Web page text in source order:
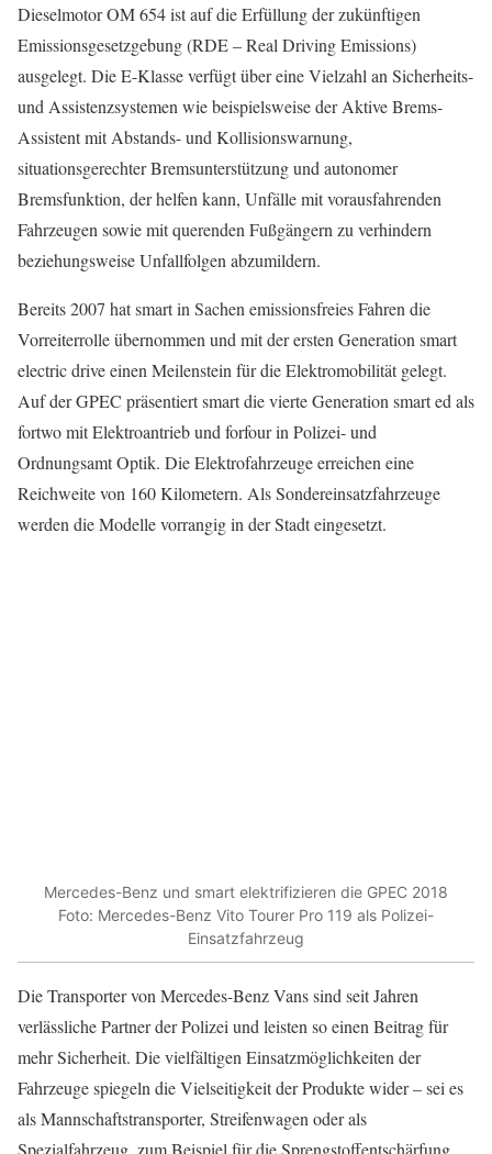
Dieselmotor OM 654 ist auf die Erfüllung der zukünftigen
Emissionsgesetzgebung (RDE – Real Driving Emissions)
ausgelegt. Die E-Klasse verfügt über eine Vielzahl an Sicherheits-
und Assistenzsystemen wie beispielsweise der Aktive Brems-
Assistent mit Abstands- und Kollisionswarnung,
situationsgerechter Bremsunterstützung und autonomer
Bremsfunktion, der helfen kann, Unfälle mit vorausfahrenden
Fahrzeugen sowie mit querenden Fußgängern zu verhindern
beziehungsweise Unfallfolgen abzumildern.
Bereits 2007 hat smart in Sachen emissionsfreies Fahren die
Vorreiterrolle übernommen und mit der ersten Generation smart
electric drive einen Meilenstein für die Elektromobilität gelegt.
Auf der GPEC präsentiert smart die vierte Generation smart ed als
fortwo mit Elektroantrieb und forfour in Polizei- und
Ordnungsamt Optik. Die Elektrofahrzeuge erreichen eine
Reichweite von 160 Kilometern. Als Sondereinsatzfahrzeuge
werden die Modelle vorrangig in der Stadt eingesetzt.
Mercedes-Benz und smart elektrifizieren die GPEC 2018
Foto: Mercedes-Benz Vito Tourer Pro 119 als Polizei-
Einsatzfahrzeug
Die Transporter von Mercedes-Benz Vans sind seit Jahren
verlässliche Partner der Polizei und leisten so einen Beitrag für
mehr Sicherheit. Die vielfältigen Einsatzmöglichkeiten der
Fahrzeuge spiegeln die Vielseitigkeit der Produkte wider – sei es
als Mannschaftstransporter, Streifenwagen oder als
Spezialfahrzeug, zum Beispiel für die Sprengstoffentschärfung.